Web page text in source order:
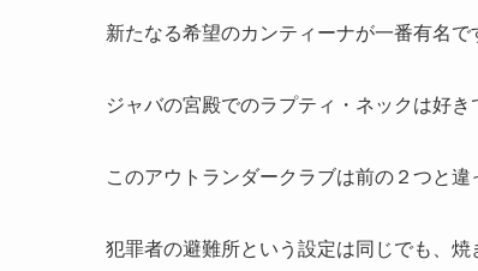
新たなる希望のカンティーナが一番有名で
ジャバの宮殿でのラプティ・ネックは好
このアウトランダークラブは前の２つと違
犯罪者の避難所という設定は同じでも、